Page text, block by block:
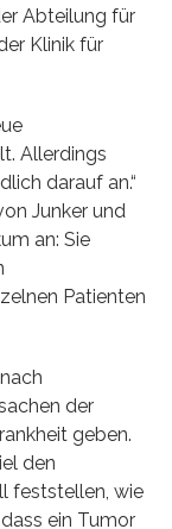
Abteilung für
Klinik für
Allerdings
darauf an.“
Junker und
an: Sie
Patienten
der
geben.
den
feststellen, wie
ein Tumor